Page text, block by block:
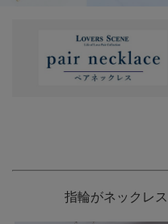
指輪がネックレ